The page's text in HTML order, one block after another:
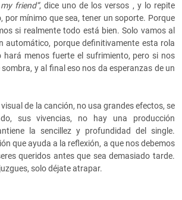
friend”, dice uno de los versos , y lo repite
por mínimo que sea, tener un soporte. Porque
si realmente todo está bien. Solo vamos al
automático, porque definitivamente esta rola
hará menos fuerte el sufrimiento, pero si nos
y al final eso nos da esperanzas de un
de la canción, no usa grandes efectos, se
sus vivencias, no hay una producción
la sencillez y profundidad del single.
que ayuda a la reflexión, a que nos debemos
queridos antes que sea demasiado tarde.
solo déjate atrapar.